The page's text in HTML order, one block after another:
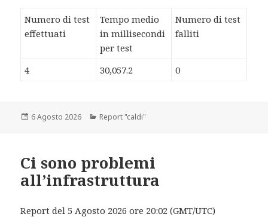
Numero di test
effettuati
Tempo medio
in millisecondi
per test
Numero di test
falliti
4 30,057.2 0
Scritto
6 Agosto 2026 Categorie
Report "caldi"
Ci sono problemi
all’infrastruttura
Report del 5 Agosto 2026 ore 20:02 (GMT/UTC)